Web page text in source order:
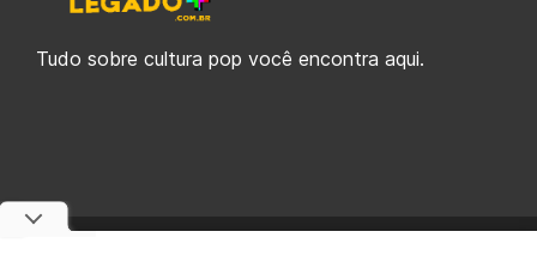
Tudo sobre cultura pop você encontra aqui.